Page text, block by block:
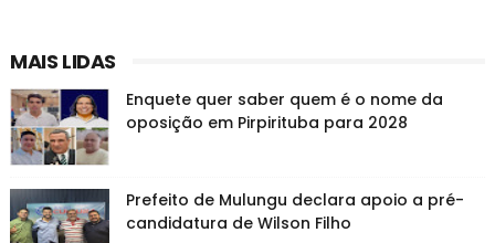
MAIS LIDAS
Enquete quer saber quem é o nome da
oposição em Pirpirituba para 2028
Prefeito de Mulungu declara apoio a pré-
candidatura de Wilson Filho